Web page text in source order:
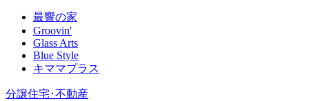
最響の家
Groovin'
Glass Arts
Blue Style
キママプラス
分譲住宅･不動産